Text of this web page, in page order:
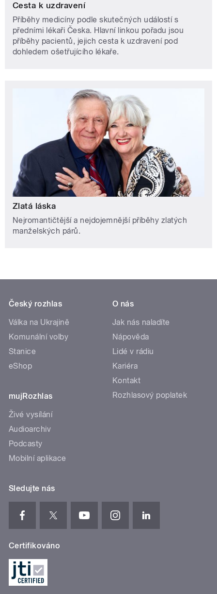
Cesta k uzdravení
Příběhy medicíny podle skutečných událostí s
předními lékaři Česka. Hlavní linkou pořadu jsou
příběhy pacientů, jejich cesta k uzdravení pod
dohledem ošetřujícího lékaře.
Zlatá láska
Nejromantičtější a nejdojemnější příběhy zlatých
manželských párů.
Český rozhlas
Válka na Ukrajině
Komunální volby
Stanice
eShop
mujRozhlas
Živé vysílání
Audioarchiv
Podcasty
Mobilní aplikace
O nás
Jak nás naladíte
Nápověda
Lidé v rádiu
Kariéra
Kontakt
Rozhlasový poplatek
Sledujte nás
Certifikováno